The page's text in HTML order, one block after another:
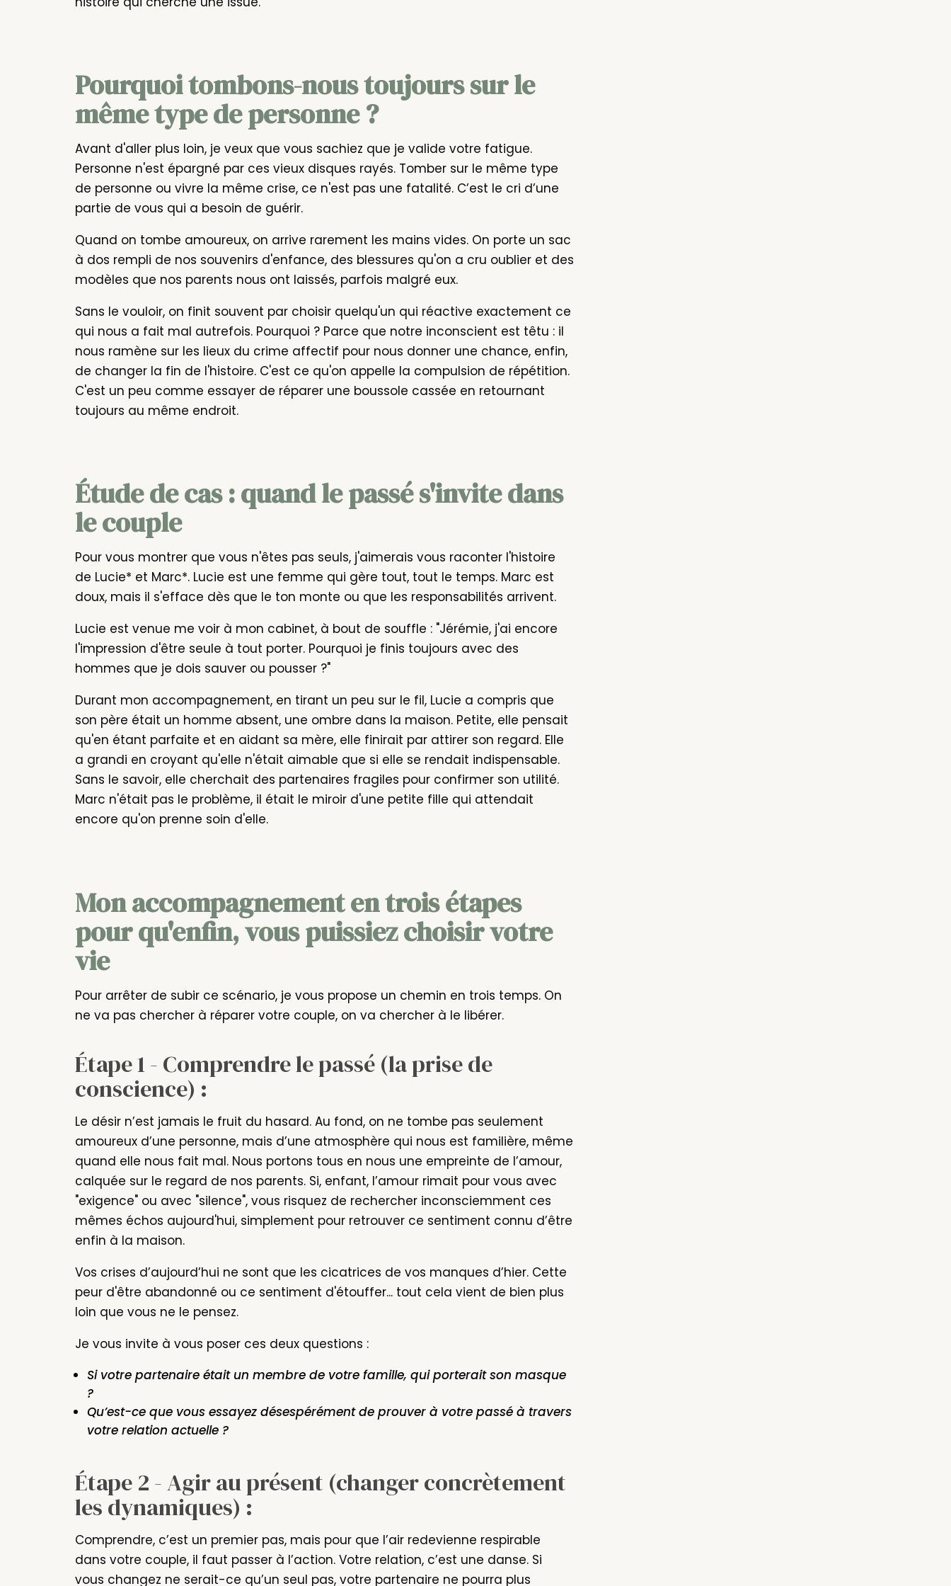
Pourquoi tombons-nous toujours sur le
même type de personne ?
Avant d'aller plus loin, je veux que vous sachiez que je valide votre fatigue.
Personne n'est épargné par ces vieux disques rayés. Tomber sur le même type
de personne ou vivre la même crise, ce n'est pas une fatalité. C’est le cri d’une
partie de vous qui a besoin de guérir.
Quand on tombe amoureux, on arrive rarement les mains vides. On porte un sac
à dos rempli de nos souvenirs d'enfance, des blessures qu'on a cru oublier et des
modèles que nos parents nous ont laissés, parfois malgré eux.
Sans le vouloir, on finit souvent par choisir quelqu'un qui réactive exactement ce
qui nous a fait mal autrefois. Pourquoi ? Parce que notre inconscient est têtu : il
nous ramène sur les lieux du crime affectif pour nous donner une chance, enfin,
de changer la fin de l'histoire. C'est ce qu'on appelle la compulsion de répétition.
C'est un peu comme essayer de réparer une boussole cassée en retournant
toujours au même endroit.
Étude de cas : quand le passé s'invite dans
le couple
Pour vous montrer que vous n'êtes pas seuls, j'aimerais vous raconter l'histoire
de Lucie* et Marc*. Lucie est une femme qui gère tout, tout le temps. Marc est
doux, mais il s'efface dès que le ton monte ou que les responsabilités arrivent.
Lucie est venue me voir à mon cabinet, à bout de souffle : "Jérémie, j'ai encore
l'impression d'être seule à tout porter. Pourquoi je finis toujours avec des
hommes que je dois sauver ou pousser ?"
Durant mon accompagnement, en tirant un peu sur le fil, Lucie a compris que
son père était un homme absent, une ombre dans la maison. Petite, elle pensait
qu'en étant parfaite et en aidant sa mère, elle finirait par attirer son regard. Elle
a grandi en croyant qu'elle n'était aimable que si elle se rendait indispensable.
Sans le savoir, elle cherchait des partenaires fragiles pour confirmer son utilité.
Marc n'était pas le problème, il était le miroir d'une petite fille qui attendait
encore qu'on prenne soin d'elle.
Mon accompagnement en trois étapes
pour qu'enfin, vous puissiez choisir votre
vie
Pour arrêter de subir ce scénario, je vous propose un chemin en trois temps. On
ne va pas chercher à réparer votre couple, on va chercher à le libérer.
Étape 1 - Comprendre le passé (la prise de
conscience) :
Le désir n’est jamais le fruit du hasard. Au fond, on ne tombe pas seulement
amoureux d’une personne, mais d’une atmosphère qui nous est familière, même
quand elle nous fait mal. Nous portons tous en nous une empreinte de l’amour,
calquée sur le regard de nos parents. Si, enfant, l’amour rimait pour vous avec
"exigence" ou avec "silence", vous risquez de rechercher inconsciemment ces
mêmes échos aujourd'hui, simplement pour retrouver ce sentiment connu d’être
enfin à la maison.
Vos crises d’aujourd’hui ne sont que les cicatrices de vos manques d’hier. Cette
peur d'être abandonné ou ce sentiment d'étouffer... tout cela vient de bien plus
loin que vous ne le pensez.
Je vous invite à vous poser ces deux questions :
Si votre partenaire était un membre de votre famille, qui porterait son masque
?
Qu’est-ce que vous essayez désespérément de prouver à votre passé à travers
votre relation actuelle ?
Étape 2 - Agir au présent (changer concrètement
les dynamiques) :
Comprendre, c’est un premier pas, mais pour que l’air redevienne respirable
dans votre couple, il faut passer à l’action. Votre relation, c’est une danse. Si
vous changez ne serait-ce qu’un seul pas, votre partenaire ne pourra plus